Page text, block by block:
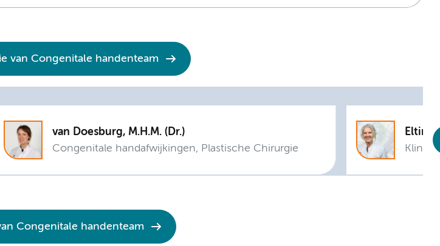
van Congenitale handenteam
van Doesburg, M.H.M. (Dr.)
Congenitale handafwijkingen, Plastische Chirurgie
Congenitale handenteam